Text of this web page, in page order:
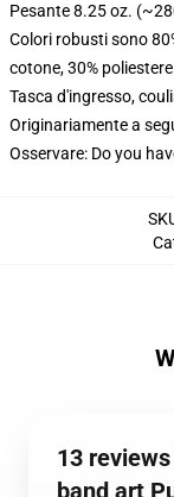
Pesante 8.25 oz.
Colori robusti sono
cotone, 30%
Tasca d'ingresso,
Originariamente a
Osservare: Do you
13
band art